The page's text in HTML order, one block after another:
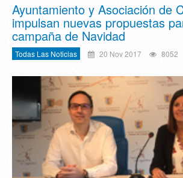
Ayuntamiento y Asociación de
impulsan nuevas propuestas
campaña de Navidad
Todas Las Noticias 20 Nov 2017 8052